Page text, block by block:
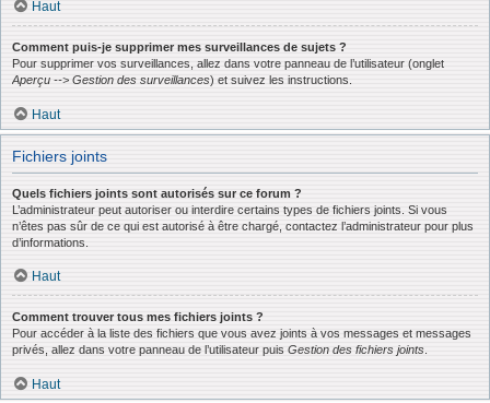
Haut
Comment puis-je supprimer mes surveillances de sujets ?
Pour supprimer vos surveillances, allez dans votre panneau de l’utilisateur (onglet
Aperçu --> Gestion des surveillances) et suivez les instructions.
Haut
Fichiers joints
Quels fichiers joints sont autorisés sur ce forum ?
L’administrateur peut autoriser ou interdire certains types de fichiers joints. Si vous
n’êtes pas sûr de ce qui est autorisé à être chargé, contactez l’administrateur pour plus
d’informations.
Haut
Comment trouver tous mes fichiers joints ?
Pour accéder à la liste des fichiers que vous avez joints à vos messages et messages
privés, allez dans votre panneau de l’utilisateur puis Gestion des fichiers joints
Haut